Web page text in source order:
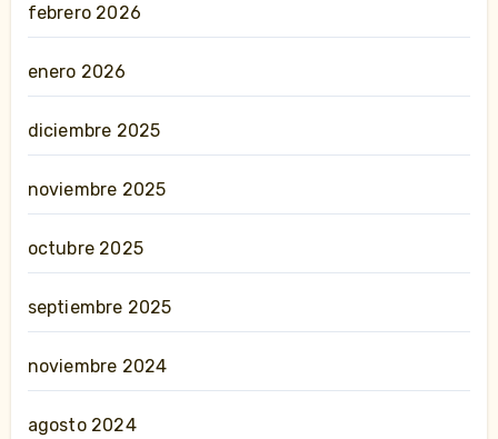
febrero 2026
enero 2026
diciembre 2025
noviembre 2025
octubre 2025
septiembre 2025
noviembre 2024
agosto 2024